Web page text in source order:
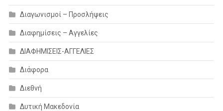
Διαγωνισμοί – Προσλήψεις
Διαφημίσεις – Αγγελίες
ΔΙΑΦΗΜΙΣΕΙΣ-ΑΓΓΕΛΙΕΣ
Διάφορα
Διεθνή
Δυτική Μακεδονία